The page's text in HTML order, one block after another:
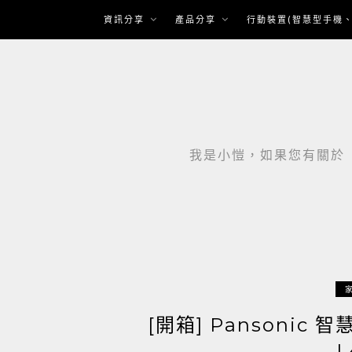
content
資訊分享 產品分享 行動裝置(智慧型手機
我是小愷，如果您有關
[開箱] Pansonic 智